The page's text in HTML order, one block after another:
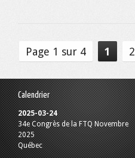
Page 1 sur 4 1 2
Calendrier
2025-03-24
34e Congrès de la FTQ Novembre
2025
Québec